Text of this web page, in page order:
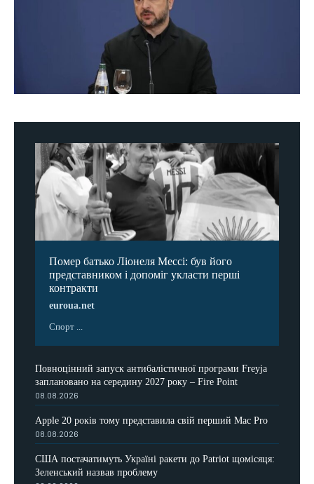
Помер батько Ліонеля Мессі: був його
представником і допоміг укласти перші
контракти
euroua.net
Спорт ...
Повноцінний запуск антибалістичної програми Freyja
заплановано на середину 2027 року – Fire Point
08.08.2026
Apple 20 років тому представила свій перший Mac Pro
08.08.2026
США постачатимуть Україні ракети до Patriot щомісяця:
Зеленський назвав проблему